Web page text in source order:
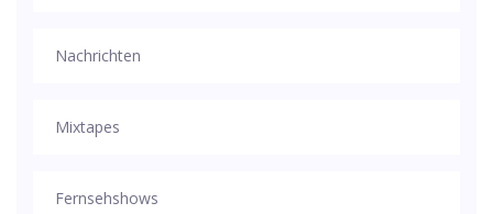
Nachrichten
Mixtapes
Fernsehshows